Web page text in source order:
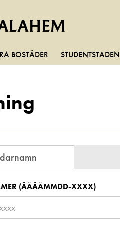
BOSTÄDER STUDENTSTADEN
(ÅÅÅÅMMDD-XXXX)